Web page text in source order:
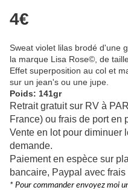
4€
Sweat violet lilas brodé d'une
la marque Lisa Rose©, de
Effet superposition au col et
sur un jean's ou une jupe.
Poids: 141gr
Retrait gratuit sur RV à
France) ou frais de port en
Vente en lot pour diminuer
demande.
Paiement en espèce sur
bancaire, Paypal avec
* Pour commander envoyez moi